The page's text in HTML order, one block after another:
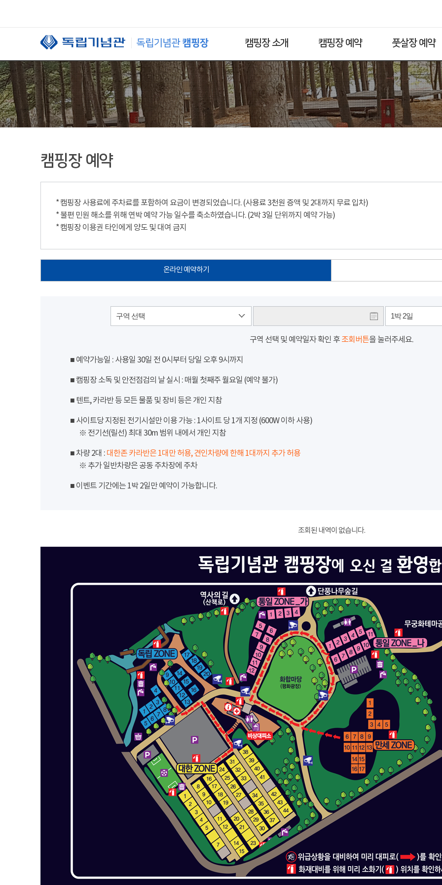
캠핑장 소개 캠핑장 예약 풋살장 예약
캠핑장 예약
* 캠핑장 사용료에 주차료를 포함하여 요금이 변경되었습니다. (사용료 3천원 증액 및 2대까지 무료 입차)
* 불편 민원 해소를 위해 연박 예약 가능 일수를 축소하였습니다. (2박 3일 단위까지 예약 가능)
* 캠핑장 이용권 타인에게 양도 및 대여 금지
온라인 예약하기
구역 선택 1박 2일
구역 선택 및 예약일자 확인 후 조회버튼을 눌러주세요.
■ 예약가능일 : 사용일 30일 전 0시부터 당일 오후 9시까지
■ 캠핑장 소독 및 안전점검의 날 실시 : 매월 첫째주 월요일 (예약 불가)
■ 텐트, 카라반 등 모든 물품 및 장비 등은 개인 지참
■ 사이트당 지정된 전기시설만 이용 가능 : 1사이트 당 1개 지정 (600W 이하 사용)
※ 전기선(릴선) 최대 30m 범위 내에서 개인 지참
■ 차량 2대 : 대한존 카라반은 1대만 허용, 견인차량에 한해 1대까지 추가 허용
※ 추가 일반차량은 공동 주차장에 주차
■ 이벤트 기간에는 1박 2일만 예약이 가능합니다.
조회된 내역이 없습니다.